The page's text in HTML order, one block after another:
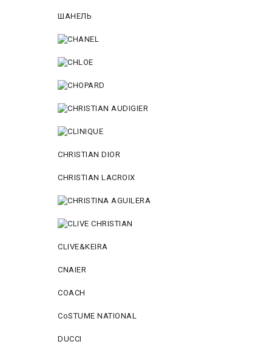
ШАНЕЛЬ
CHRISTIAN DIOR
CHRISTIAN LACROIX
CLIVE&KEIRA
CNAIER
COACH
CoSTUME NATIONAL
DUCCI